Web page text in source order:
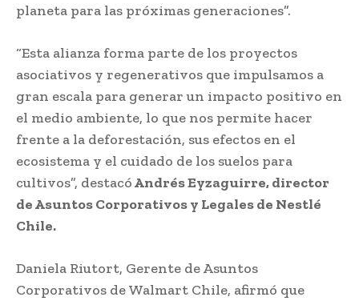
planeta para las próximas generaciones”.
“Esta alianza forma parte de los proyectos
asociativos y regenerativos que impulsamos a
gran escala para generar un impacto positivo en
el medio ambiente, lo que nos permite hacer
frente a la deforestación, sus efectos en el
ecosistema y el cuidado de los suelos para
cultivos”, destacóAndrés Eyzaguirre, director
de Asuntos Corporativos y Legales de Nestlé
Chile.
Daniela Riutort, Gerente de Asuntos
Corporativos de Walmart Chile, afirmó que